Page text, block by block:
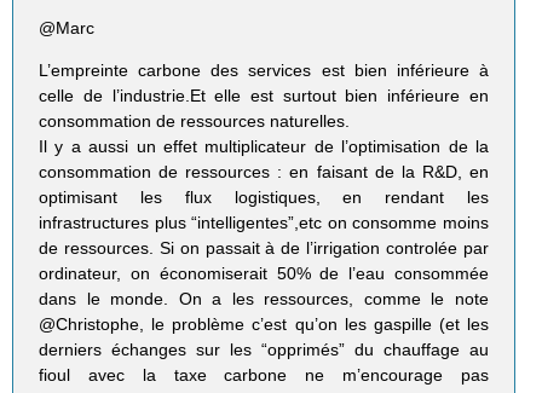
@Marc
L’empreinte carbone des services est bien inférieure à
celle de l’industrie.Et elle est surtout bien inférieure en
consommation de ressources naturelles.
Il y a aussi un effet multiplicateur de l’optimisation de la
consommation de ressources : en faisant de la R&D, en
optimisant les flux logistiques, en rendant les
infrastructures plus “intelligentes”,etc on consomme moins
de ressources. Si on passait à de l’irrigation controlée par
ordinateur, on économiserait 50% de l’eau consommée
dans le monde. On a les ressources, comme le note
@Christophe, le problème c’est qu’on les gaspille (et les
derniers échanges sur les “opprimés” du chauffage au
fioul avec la taxe carbone ne m’encourage pas